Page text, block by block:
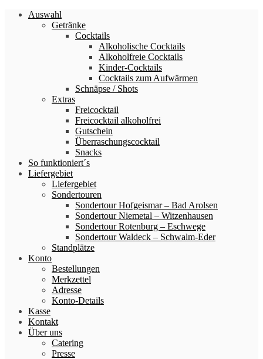
Auswahl
Getränke
Cocktails
Alkoholische Cocktails
Alkoholfreie Cocktails
Kinder-Cocktails
Cocktails zum Aufwärmen
Schnäpse / Shots
Extras
Freicocktail
Freicocktail alkoholfrei
Gutschein
Überraschungscocktail
Snacks
So funktioniert´s
Liefergebiet
Liefergebiet
Sondertouren
Sondertour Hofgeismar – Bad Arolsen
Sondertour Niemetal – Witzenhausen
Sondertour Rotenburg – Eschwege
Sondertour Waldeck – Schwalm-Eder
Standplätze
Konto
Bestellungen
Merkzettel
Adresse
Konto-Details
Kasse
Kontakt
Über uns
Catering
Presse